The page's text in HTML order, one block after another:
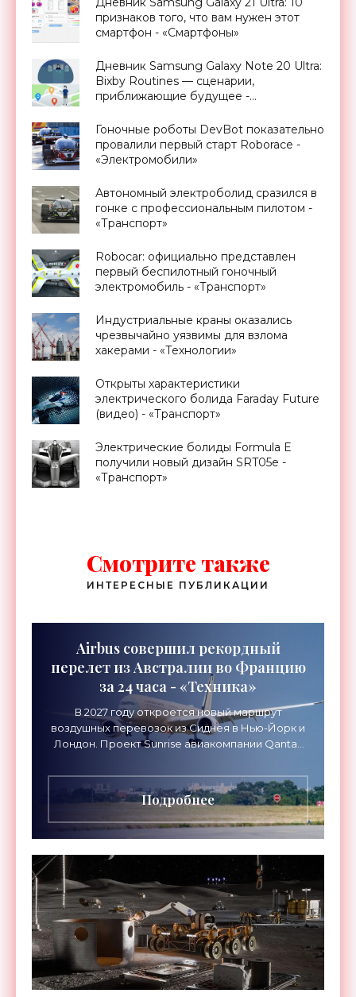
признаков того, что вам нужен этот
смартфон - «Смартфоны»
Дневник Samsung Galaxy Note 20 Ultra:
Bixby Routines — сценарии,
приближающие будущее -
Гоночные роботы DevBot показательно
провалили первый старт Roborace -
«Электромобили»
Автономный электроболид сразился в
гонке с профессиональным пилотом -
«Транспорт»
Robocar: официально представлен
первый беспилотный гоночный
электромобиль - «Транспорт»
Индустриальные краны оказались
чрезвычайно уязвимы для взлома
хакерами - «Технологии»
Открыты характеристики
электрического болида Faraday Future
(видео) - «Транспорт»
Электрические болиды Formula E
получили новый дизайн SRT05e -
«Транспорт»
Смотрите также
ИНТЕРЕСНЫЕ ПУБЛИКАЦИИ
Airbus совершил рекордный
перелет из Австралии во Францию
за 24 часа - «Техника»
В 2027 году откроется новый маршрут
воздушных перевозок из Сиднея в Нью-Йорк и
Лондон. Проект Sunrise авиакомпании Qantas
длительностью до 24
Подробнее